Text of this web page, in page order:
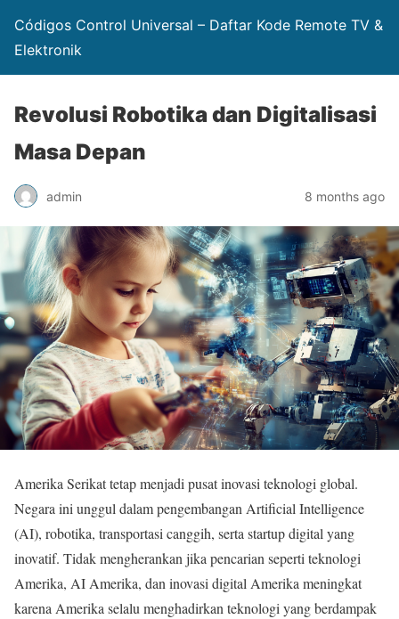
Códigos Control Universal – Daftar Kode Remote TV &
Elektronik
Revolusi Robotika dan Digitalisasi
Masa Depan
admin 8 months ago
Amerika Serikat tetap menjadi pusat inovasi teknologi global.
Negara ini unggul dalam pengembangan Artificial Intelligence
(AI), robotika, transportasi canggih, serta startup digital yang
inovatif. Tidak mengherankan jika pencarian seperti teknologi
Amerika, AI Amerika, dan inovasi digital Amerika meningkat
karena Amerika selalu menghadirkan teknologi yang berdampak